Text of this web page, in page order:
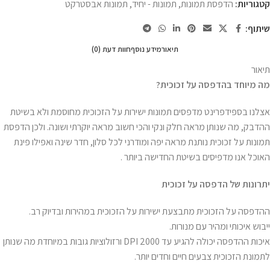
קטגוריות: הדפסת תמונות, תמונות - יחיד, תמונות אבסטרקט
שיתוף:
תיאורמידע נוסףחוות דעת (0)
תיאור
מה מיוחד בהדפסה על זכוכית?
אצלנו בספידפרינט מדפסים תמונות ישירות על הזכוכית מחוסמת ולא בשיטת
ההדבק, מה שנותן מראה חלק ונקי והכי חשוב מראה יוקרתי ושונה. ולכן הדפסת
תמונות על זכוכית נותנת מראה יפה ומודרני לכל סלון, חדר שינה ואפילו פינת
האוכל אנו מדפיסים בשיטת החדישה ביותר .
יתרונות של הדפסה על זכוכית
ההדפסה על הזכוכית מתבצעת ישירות על הזכוכית במהירות ובדיוק רב.
ייבוש איכותי ומהיר עם מנורות.
איכות ההדפסה יכולה להגיע עד 2000 DPI ורזולוציות גובות במיוחדת מה שנותן
לתמונת הזכוכית צבעים חיים וחדים יותר.